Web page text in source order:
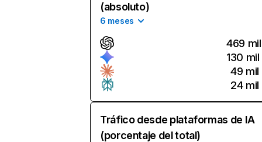
(absoluto)
6 meses
469 mil
130 mil
49 mil
24 mil
Tráfico desde plataformas de IA
(porcentaje del total)